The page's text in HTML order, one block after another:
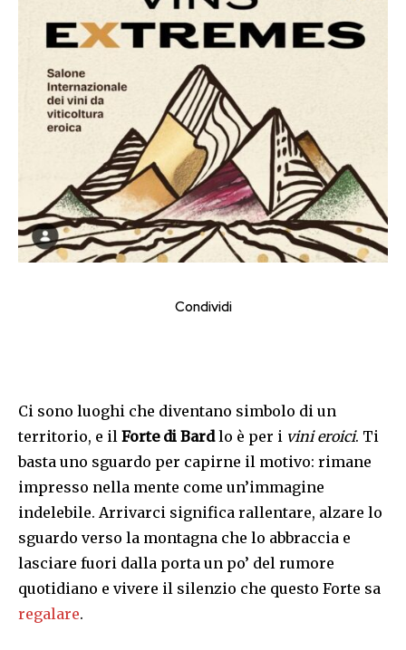
Condividi
Ci sono luoghi che diventano simbolo di un
territorio, e il Forte di Bardlo è per i vini eroici. Ti
basta uno sguardo per capirne il motivo: rimane
impresso nella mente come un’immagine
indelebile. Arrivarci significa rallentare, alzare lo
sguardo verso la montagna che lo abbraccia e
lasciare fuori dalla porta un po’ del rumore
quotidiano e vivere il silenzio che questo Forte sa
regalare.